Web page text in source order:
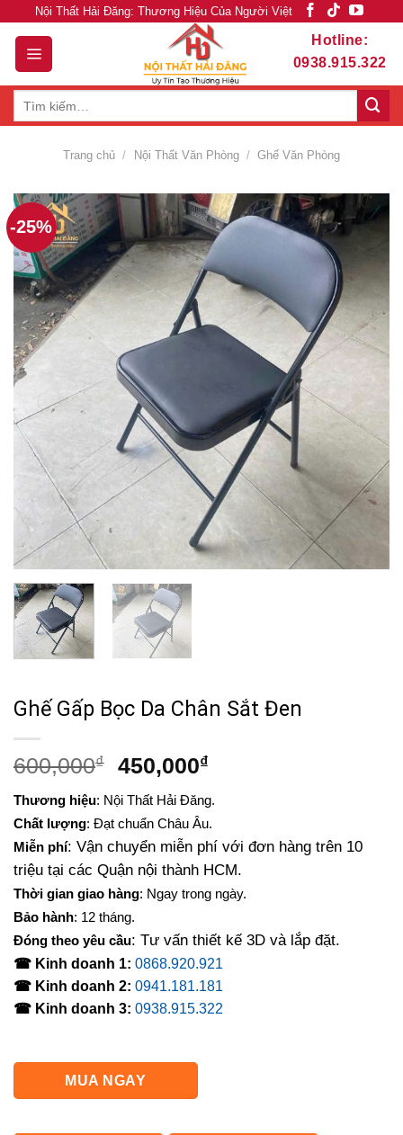
content
Nội Thất Hải Đăng: Thương Hiệu Của Người Việt
Hotline:
0938.915.322
Trang chủ / Nội Thất Văn Phòng / Ghế Văn Phòng
-25%
Ghế Gấp Bọc Da Chân Sắt Đen
600,000₫
Giá
là:
600,000₫.
450,000₫Giá
tại
là:
450,000₫.
Thương hiệu: Nội Thất Hải Đăng.
Chất lượng: Đạt chuẩn Châu Âu.
Miễn phí: Vận chuyển miễn phí với đơn hàng trên 10
triệu tại các Quận nội thành HCM.
Thời gian giao hàng: Ngay trong ngày.
Bảo hành: 12 tháng.
Đóng theo yêu cầu: Tư vấn thiết kế 3D và lắp đặt.
☎ Kinh doanh 1: 0868.920.921
☎ Kinh doanh 2: 0941.181.181
☎ Kinh doanh 3: 0938.915.322
MUA NGAY